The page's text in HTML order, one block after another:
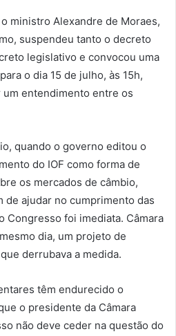
ministro Alexandre de Moraes,
suspendeu tanto o decreto
legislativo e convocou uma
o dia 15 de julho, às 15h,
entendimento entre os
quando o governo editou o
do IOF como forma de
os mercados de câmbio,
ajudar no cumprimento das
Congresso foi imediata. Câmara
dia, um projeto de
derrubava a medida.
têm endurecido o
o presidente da Câmara
não deve ceder na questão do